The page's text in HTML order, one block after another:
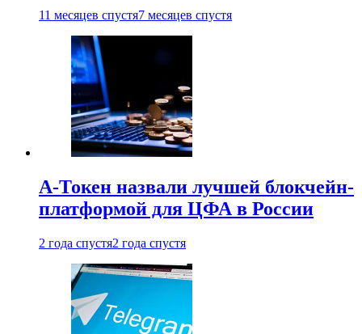
11 месяцев спустя7 месяцев спустя
А-Токен назвали лучшей блокчейн-
платформой для ЦФА в России
2 года спустя2 года спустя